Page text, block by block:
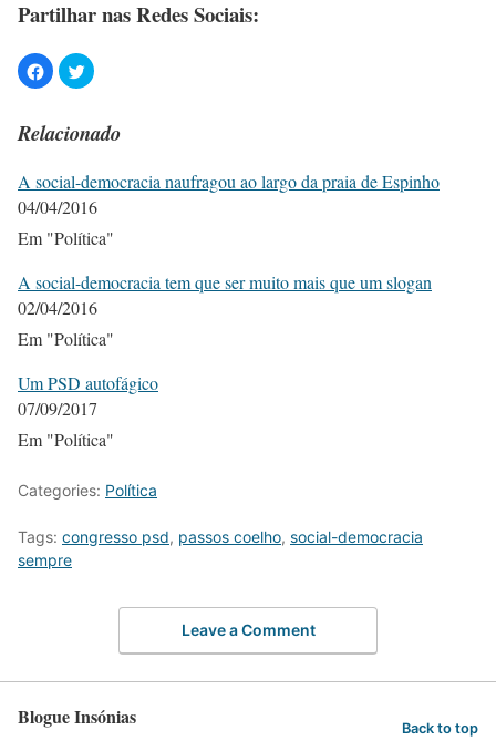
Partilhar nas Redes Sociais:
Relacionado
A social-democracia naufragou ao largo da praia de Espinho
04/04/2016
Em "Política"
A social-democracia tem que ser muito mais que um slogan
02/04/2016
Em "Política"
Um PSD autofágico
07/09/2017
Em "Política"
Categories: Política
Tags: congresso psd, passos coelho, social-democracia
sempre
Leave a Comment
Blogue Insónias Back to top